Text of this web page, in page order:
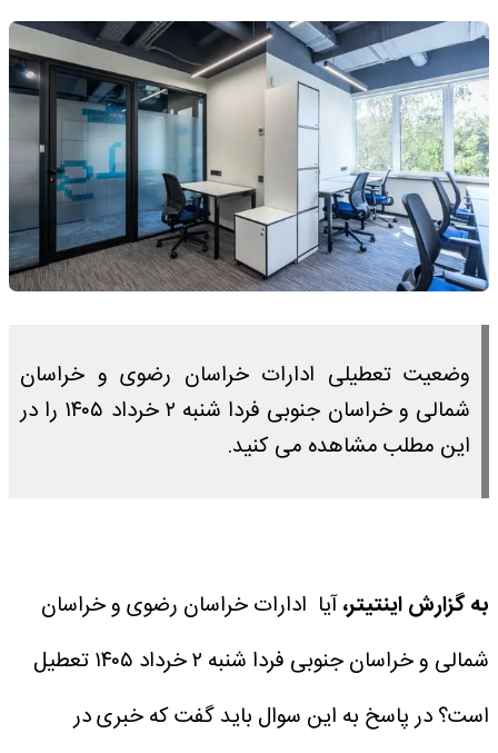
وضعیت تعطیلی ادارات خراسان رضوی و خراسان
شمالی و خراسان جنوبی فردا شنبه ۲ خرداد ۱۴۰۵ را در
این مطلب مشاهده می کنید.
به گزارش اینتیتر،آیا ادارات خراسان رضوی و خراسان
شمالی و خراسان جنوبی فردا شنبه ۲ خرداد ۱۴۰۵ تعطیل
است؟در پاسخ به این سوال باید گفت که خبری در